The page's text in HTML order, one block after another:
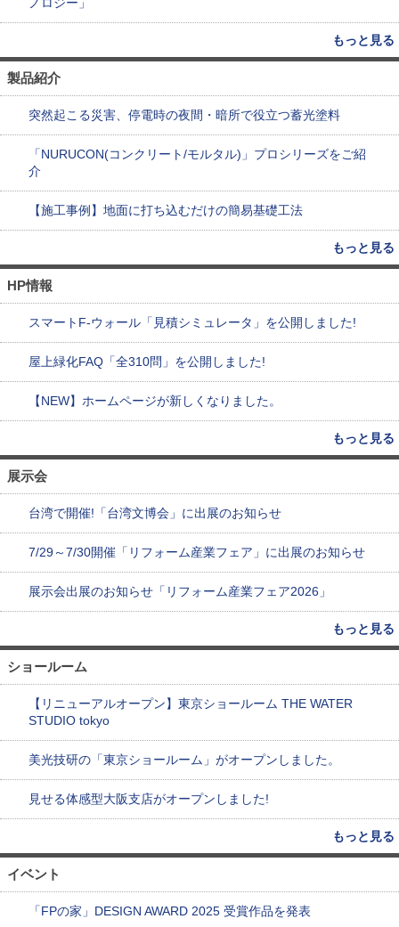
ノロジー」
もっと見る
製品紹介
突然起こる災害、停電時の夜間・暗所で役立つ蓄光塗料
「NURUCON(コンクリート/モルタル)」プロシリーズをご紹
介
【施工事例】地面に打ち込むだけの簡易基礎工法
もっと見る
HP情報
スマートF-ウォール「見積シミュレータ」を公開しました!
屋上緑化FAQ「全310問」を公開しました!
【NEW】ホームページが新しくなりました。
もっと見る
展示会
台湾で開催!「台湾文博会」に出展のお知らせ
7/29～7/30開催「リフォーム産業フェア」に出展のお知らせ
展示会出展のお知らせ「リフォーム産業フェア2026」
もっと見る
ショールーム
【リニューアルオープン】東京ショールーム THE WATER
STUDIO tokyo
美光技研の「東京ショールーム」がオープンしました。
見せる体感型大阪支店がオープンしました!
もっと見る
イベント
「FPの家」DESIGN AWARD 2025 受賞作品を発表